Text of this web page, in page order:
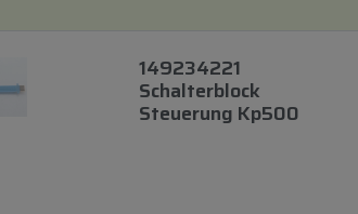
149234221
Schalterblock
Steuerung Kp500